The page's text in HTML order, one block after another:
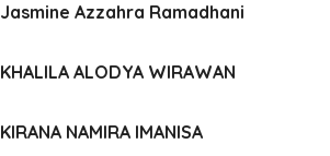
Jasmine Azzahra Ramadhani
KHALILA ALODYA WIRAWAN
KIRANA NAMIRA IMANISA